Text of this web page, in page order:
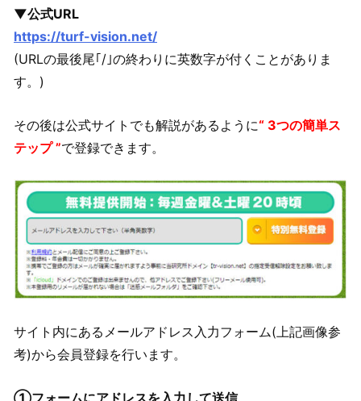
▼公式URL
https://turf-vision.net/
(URLの最後尾｢/｣の終わりに英数字が付くことがありま
す。)
その後は公式サイトでも解説があるように“ 3つの簡単ス
テップ ”で登録できます。
サイト内にあるメールアドレス入力フォーム(上記画像参
考)から会員登録を行います。
①フォームにアドレスを入力して送信